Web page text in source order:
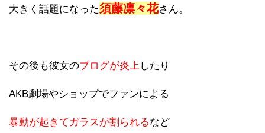
大きく話題になった須藤凛々花さん。
その後も彼女のブログが炎上 したり
AKB劇場やショップでファンによる
暴動が起きてガラスが割られるなど